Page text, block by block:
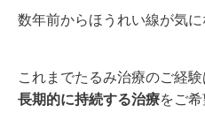
数年前からほうれい線が気に
これまでたるみ治療のご経験
長期的に持続する治療をご